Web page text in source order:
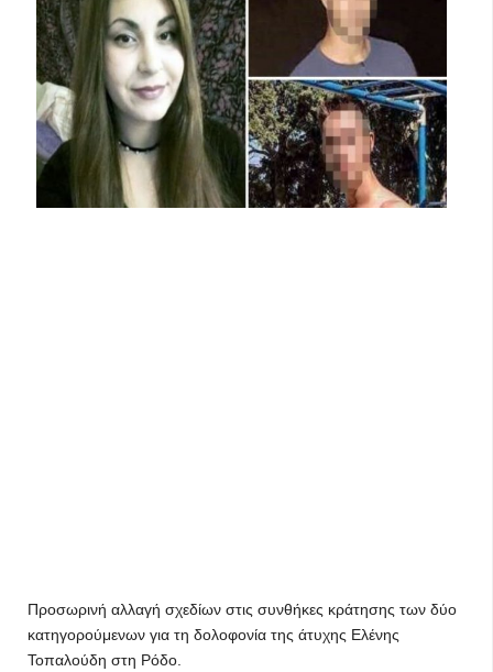
Προσωρινή αλλαγή σχεδίων στις συνθήκες κράτησης των δύο
κατηγορούμενων για τη δολοφονία της άτυχης Ελένης
Τοπαλούδη στη Ρόδο.